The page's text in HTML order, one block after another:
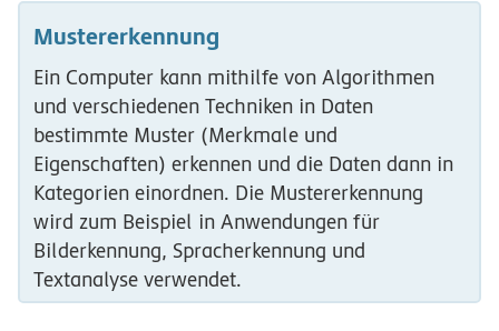
Mustererkennung
Ein Computer kann mithilfe von Algorithmen
und verschiedenen Techniken in Daten
bestimmte Muster (Merkmale und
Eigenschaften) erkennen und die Daten dann in
Kategorien einordnen. Die Mustererkennung
wird zum Beispiel in Anwendungen für
Bilderkennung, Spracherkennung und
Textanalyse verwendet.